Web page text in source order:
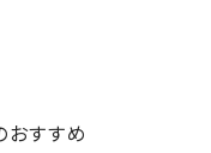
すすめ